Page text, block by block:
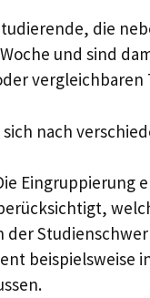
die
und sind
nach
Eingruppierung
der
beispielsweise